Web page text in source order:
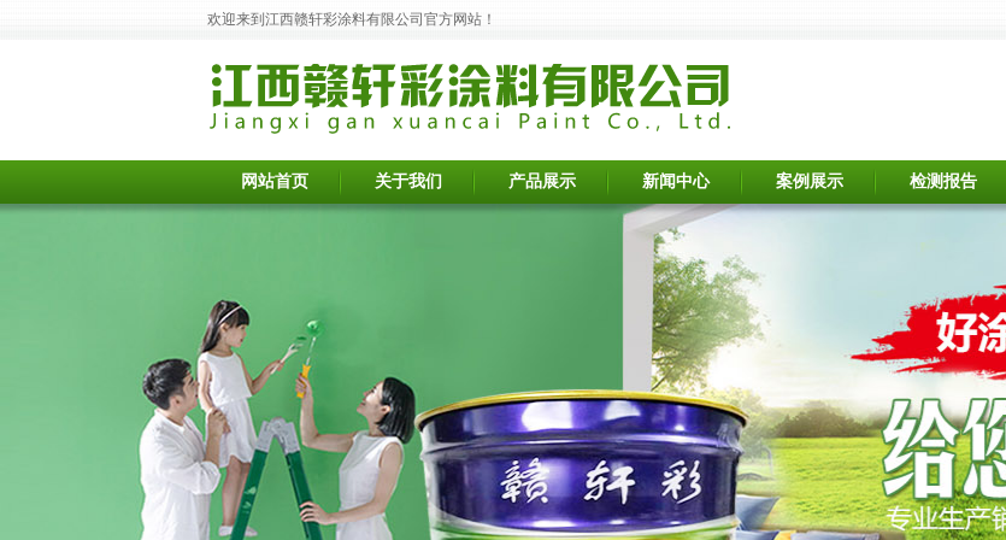
欢迎来到江西赣轩彩涂料有限公司官方网站！
网站首页 关于我们 产品展示 新闻中心 案例展示 检测报告